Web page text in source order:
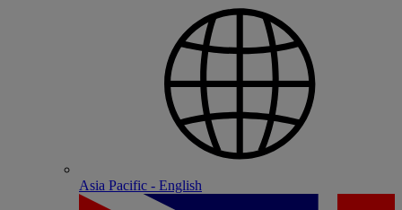
Asia Pacific - English